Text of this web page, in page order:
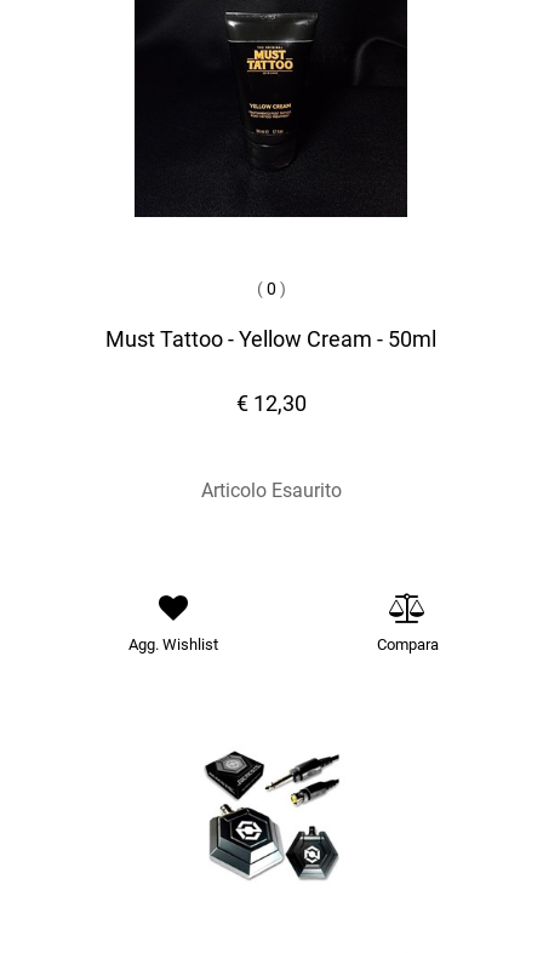
(0 )
Must Tattoo - Yellow Cream - 50ml
€ 12,30
Articolo Esaurito
Agg. Wishlist Compara